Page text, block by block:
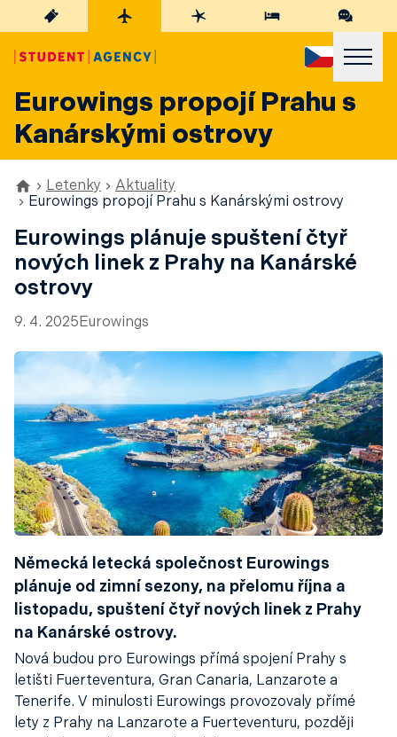
Eurowings propojí Prahu s
Kanárskými ostrovy
Letenky
Aktuality
Eurowings propojí Prahu s Kanárskými ostrovy
Eurowings plánuje spuštení čtyř
nových linek z Prahy na Kanárské
ostrovy
9. 4. 2025 Eurowings
Německá letecká společnost Eurowings
plánuje od zimní sezony, na přelomu října a
listopadu, spuštení čtyř nových linek z Prahy
na Kanárské ostrovy.
Nová budou pro Eurowings přímá spojení Prahy s
letišti Fuerteventura, Gran Canaria, Lanzarote a
Tenerife. V minulosti Eurowings provozovaly přímé
lety z Prahy na Lanzarote a Fuerteventuru, později